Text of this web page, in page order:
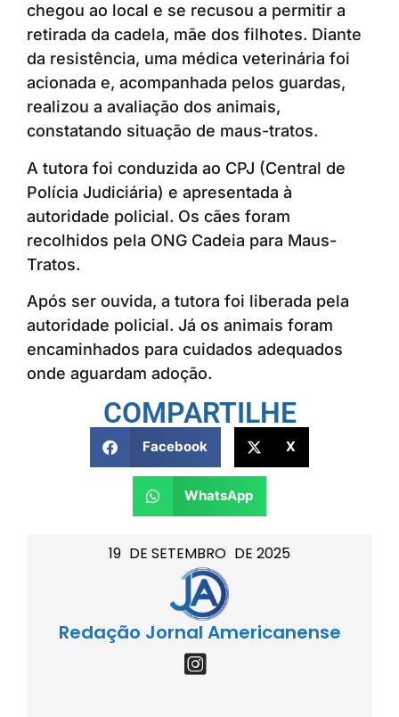
19 DE SETEMBRO DE 2025
Redação Jornal Americanense
chegou ao local e se recusou a permitir a
retirada da cadela, mãe dos filhotes. Diante
da resistência, uma médica veterinária foi
acionada e, acompanhada pelos guardas,
realizou a avaliação dos animais,
constatando situação de maus-tratos.
A tutora foi conduzida ao CPJ (Central de
Polícia Judiciária) e apresentada à
autoridade policial. Os cães foram
recolhidos pela ONG Cadeia para Maus-
Tratos.
Após ser ouvida, a tutora foi liberada pela
autoridade policial. Já os animais foram
encaminhados para cuidados adequados
onde aguardam adoção.
COMPARTILHE
Facebook X
WhatsApp